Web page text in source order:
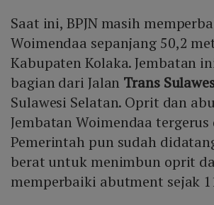
Saat ini, BPJN masih
Woimendaa sepanjang 50,2
Kabupaten Kolaka. Jembatan
bagian dari Jalan Trans
Sulawesi Selatan. Oprit dan
Jembatan Woimendaa
Pemerintah pun sudah
berat untuk menimbun oprit
memperbaiki abutment sejak